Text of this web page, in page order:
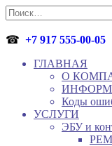
Перейти
к
содержанию
Search
for:
☎ +7 917 555-00-05
ГЛАВНАЯ
О
Коды
УСЛУГИ
ЭБУ и